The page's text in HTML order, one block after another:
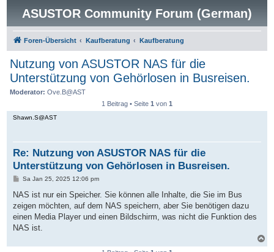
ASUSTOR Community Forum (German)
Foren-Übersicht Kaufberatung Kaufberatung
Nutzung von ASUSTOR NAS für die
Unterstützung von Gehörlosen in Busreisen.
Moderator: Ove.B@AST
1 Beitrag • Seite 1 von 1
Shawn.S@AST
Re: Nutzung von ASUSTOR NAS für die
Unterstützung von Gehörlosen in Busreisen.
B
i
r
a
Sa Jan 25, 2025 12:06 pm
NAS ist nur ein Speicher. Sie können alle Inhalte, die Sie im Bus
zeigen möchten, auf dem NAS speichern, aber Sie benötigen dazu
einen Media Player und einen Bildschirm, was nicht die Funktion des
NAS ist.
a